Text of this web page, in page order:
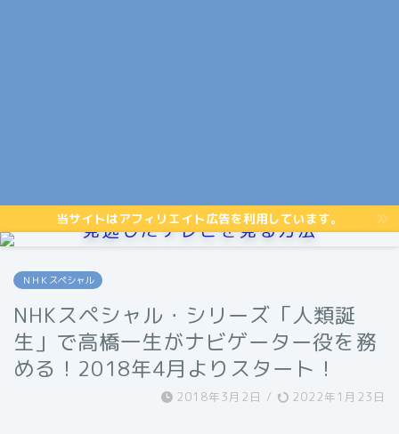
当サイトはアフィリエイト広告を利用しています。
見逃したテレビを見る方法
ＮＨＫスペシャル
NHKスペシャル・シリーズ「人類誕
生」で高橋一生がナビゲーター役を務
める！2018年4月よりスタート！
2018年3月2日 / 2022年1月23日